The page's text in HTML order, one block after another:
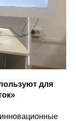
для
инновационные